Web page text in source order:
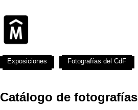
Catálogo de fotografías
Exposiciones Fotografías del CdF